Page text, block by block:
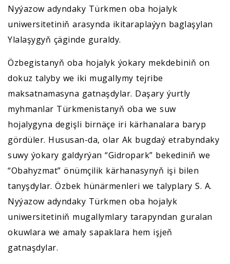
Nyýazow adyndaky Türkmen oba hojalyk
uniwersitetiniň arasynda ikitaraplaýyn baglaşylan
Ylalaşygyň çäginde guraldy.
Özbegistanyň oba hojalyk ýokary mekdebiniň on
dokuz talyby we iki mugallymy tejribe
maksatnamasyna gatnaşdylar. Daşary ýurtly
myhmanlar Türkmenistanyň oba we suw
hojalygyna degişli birnäçe iri kärhanalara baryp
gördüler. Hususan-da, olar Ak bugdaý etrabyndaky
suwy ýokary galdyrýan “Gidropark” bekediniň we
“Obahyzmat” önümçilik kärhanasynyň işi bilen
tanyşdylar. Özbek hünärmenleri we talyplary S. A.
Nyýazow adyndaky Türkmen oba hojalyk
uniwersitetiniň mugallymlary tarapyndan guralan
okuwlara we amaly sapaklara hem işjeň
gatnaşdylar.